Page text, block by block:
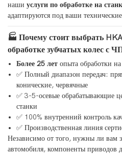
наши услуги по обработке на
адаптируются под ваши
🏭 Почему стоит выбрать
обработке зубчатых колес с
Более 25 летопыта обработки
✅ Полный диапазон передач:
конические, червячные
✅ 3-5-осевые обрабатывающие
станки
✅ 100% внутренний контроль
✅ Производственная линия
Независимо от того, нужны ли вам
автомобиля, компоненты приводов